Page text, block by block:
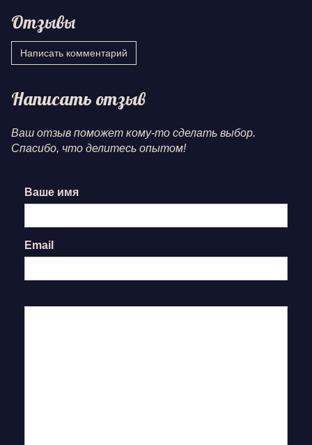
Отзывы
Написать комментарий
Написать отзыв
Ваш отзыв поможет кому-то сделать выбор.
Спасибо, что делитесь опытом!
Ваше имя
Email